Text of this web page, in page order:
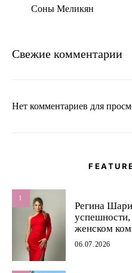
Соны Меликян
Свежие комментарии
Нет комментариев для
1
Регина
женском
06.07.2026